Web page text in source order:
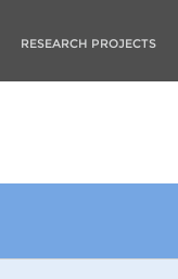
RESEARCH PROJECTS